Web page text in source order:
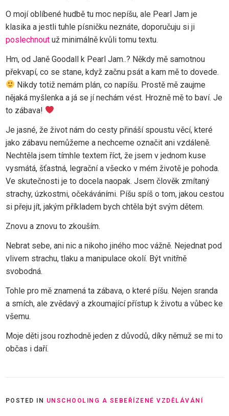
O mojí oblíbené hudbě tu moc nepíšu, ale Pearl Jam je
klasika a jestli tuhle písničku neznáte, doporučuju si ji
poslechnoutuž minimálně kvůli tomu textu.
Hm, od Janě Goodall k Pearl Jam..? Někdy mě samotnou
překvapí, co se stane, když začnu psát a kam mě to dovede.
Nikdy totiž nemám plán, co napíšu. Prostě mě zaujme
nějaká myšlenka a já se jí nechám vést. Hrozně mě to baví. Je
to zábava!
Je jasné, že život nám do cesty přináší spoustu věcí, které
jako zábavu nemůžeme a nechceme označit ani vzdáleně.
Nechtěla jsem tímhle textem říct, že jsem v jednom kuse
vysmátá, šťastná, legrační a všecko v mém životě je pohoda.
Ve skutečnosti je to docela naopak. Jsem člověk zmítaný
strachy, úzkostmi, očekáváními. Píšu spíš o tom, jakou cestou
si přeju jít, jakým příkladem bych chtěla být svým dětem.
Znovu a znovu to zkouším.
Nebrat sebe, ani nic a nikoho jiného moc vážně. Nejednat pod
vlivem strachu, tlaku a manipulace okolí. Být vnitřně
svobodná.
Tohle pro mě znamená ta zábava, o které píšu. Nejen sranda
a smích, ale zvědavý a zkoumající přístup k životu a vůbec ke
všemu.
Moje děti jsou rozhodně jeden z důvodů, díky němuž se mi to
občas i daří.
POSTED IN UNSCHOOLING A SEBEŘÍZENÉ VZDĚLÁVÁNÍ